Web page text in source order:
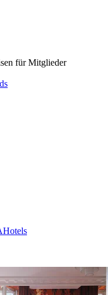
für Mitglieder
Hotels